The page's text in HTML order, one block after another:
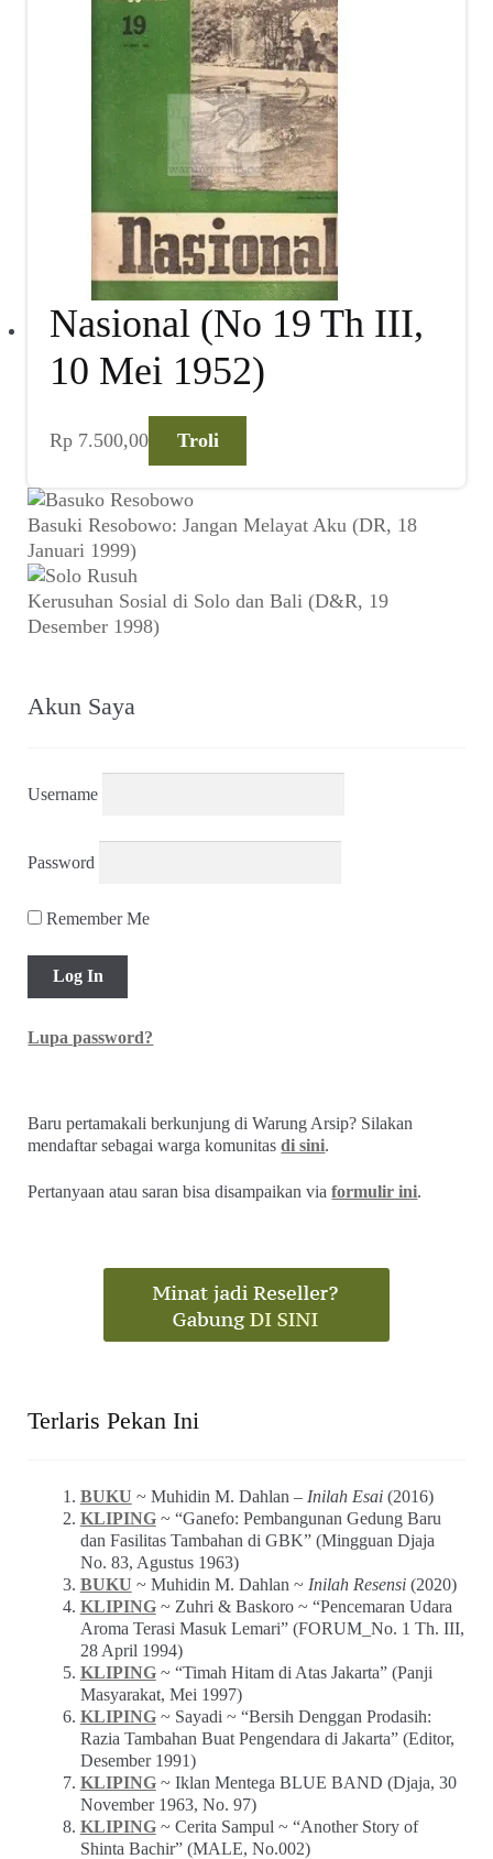
Nasional (No 19 Th III,
10 Mei 1952)
Rp 7.500,00 Troli
Basuki Resobowo: Jangan Melayat Aku (DR, 18
Januari 1999)
Kerusuhan Sosial di Solo dan Bali (D&R, 19
Desember 1998)
Akun Saya
Username
Password
Remember Me
Lupa password?
Baru pertamakali berkunjung di Warung Arsip? Silakan
mendaftar sebagai warga komunitasdi sini.
Pertanyaan atau saran bisa disampaikan viaformulir ini.
Terlaris Pekan Ini
BUKU ~ Muhidin M. Dahlan – Inilah Esai(2016)
KLIPING~ “Ganefo: Pembangunan Gedung Baru
dan Fasilitas Tambahan di GBK” (Mingguan Djaja
No. 83, Agustus 1963)
BUKU ~ Muhidin M. Dahlan ~ Inilah Resensi(2020)
KLIPING~ Zuhri & Baskoro ~ “Pencemaran Udara
Aroma Terasi Masuk Lemari” (FORUM_No. 1 Th. III,
28 April 1994)
KLIPING~ “Timah Hitam di Atas Jakarta” (Panji
Masyarakat, Mei 1997)
KLIPING~ Sayadi ~ “Bersih Denggan Prodasih:
Razia Tambahan Buat Pengendara di Jakarta” (Editor,
Desember 1991)
KLIPING~ Iklan Mentega BLUE BAND (Djaja, 30
November 1963, No. 97)
KLIPING~ Cerita Sampul ~ “Another Story of
Shinta Bachir” (MALE, No.002)